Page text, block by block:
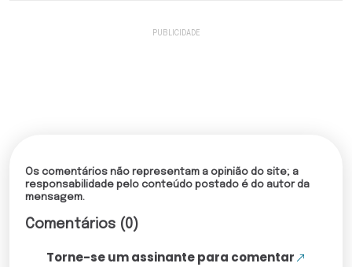
Os comentários não representam a opinião do site; a
responsabilidade pelo conteúdo postado é do autor da
mensagem.
Comentários (0)
Torne-se um assinante para comentar